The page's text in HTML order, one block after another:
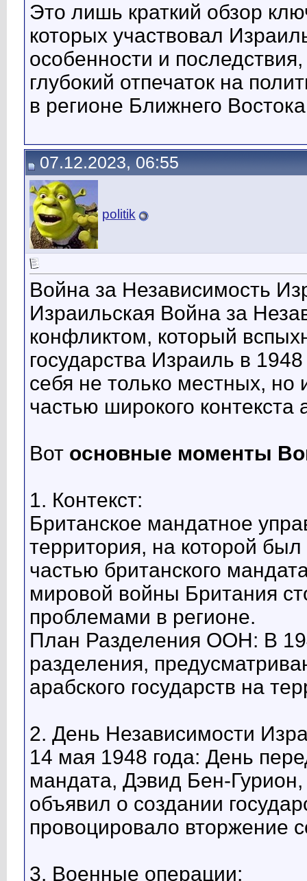
Это лишь краткий обзор
которых участвовал
особенности и
глубокий отпечаток на
в регионе Ближнего
07.12.2023, 06:55
politik
Война за Независимость
Израильская Война за
конфликтом, который
государства Израиль в
себя не только местных, но
частью широкого контекста
Вот основные моменты
1. Контекст:
Британское мандатное
территория, на которой
частью британского
мировой войны Британия
проблемами в регионе.
План Разделения ООН: В
разделения,
арабского государств на
2. День Независимости
14 мая 1948 года: День
мандата, Дэвид Бен-
объявил о создании
провоцировало вторжение
3. Военные операции: